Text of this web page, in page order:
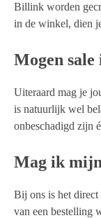
Billink worden
in de winkel, dien
Mogen
Uiteraard mag je
is natuurlijk wel
onbeschadigd zijn
Mag ik
Bij ons is het
van een bestelling